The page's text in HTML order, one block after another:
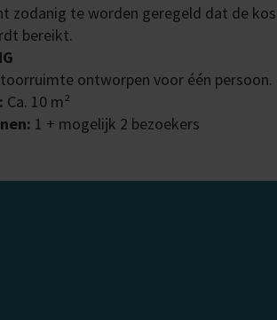
zodanig te worden geregeld dat de
bereikt.
ontworpen voor één persoon.
Ca. 10 m²
1 + mogelijk 2 bezoekers